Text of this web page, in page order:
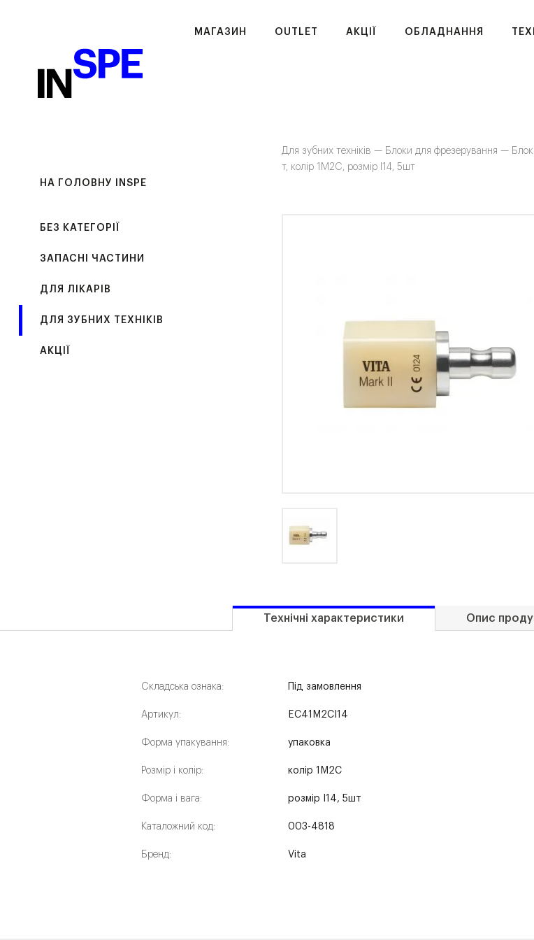
МАГАЗИН OUTLET АКЦІЇ ОБЛАДНАННЯ
НА ГОЛОВНУ INSPE
БЕЗ КАТЕГОРІЇ
ЗАПАСНІ ЧАСТИНИ
ДЛЯ ЛІКАРІВ
ДЛЯ ЗУБНИХ ТЕХНІКІВ
АКЦІЇ
Для зубних техніків — Блоки для фрезерування —
т, колір 1M2C, розмір I14, 5шт
Технічні характеристики Опис
Складська ознака:
Артикул:
Форма упакування:
Розмір і колір:
Форма і вага:
Каталожний код:
Бренд:
Під замовлення
EC41M2CI14
упаковка
колір 1M2C
розмір I14, 5шт
003-4818
Vita